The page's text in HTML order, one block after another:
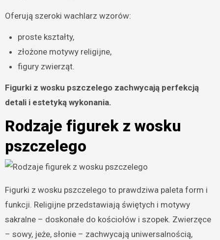
Oferują szeroki wachlarz wzorów:
proste kształty,
złożone motywy religijne,
figury zwierząt.
Figurki z wosku pszczelego zachwycają perfekcją
detali i estetyką wykonania.
Rodzaje figurek z wosku
pszczelego
Figurki z wosku pszczelego to prawdziwa paleta form i
funkcji. Religijne przedstawiają świętych i motywy
sakralne – doskonałe do kościołów i szopek. Zwierzęce
– sowy, jeże, słonie – zachwycają uniwersalnością,